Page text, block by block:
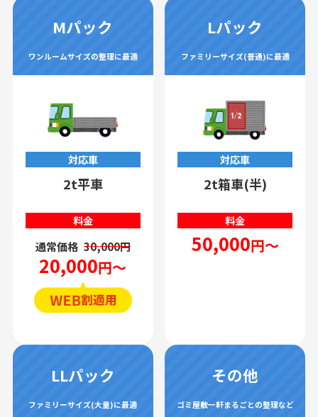
Mパック
ワンルームサイズの整理に最適
対応車
2t平車
料金
通常価格 30,000円
20,000円～
Lパック
ファミリーサイズ(普通)に最適
対応車
2t箱車(半)
料金
50,000円～
LLパック
ファミリーサイズ(大量)に最適
その他
ゴミ屋敷一軒まるごとの整理など